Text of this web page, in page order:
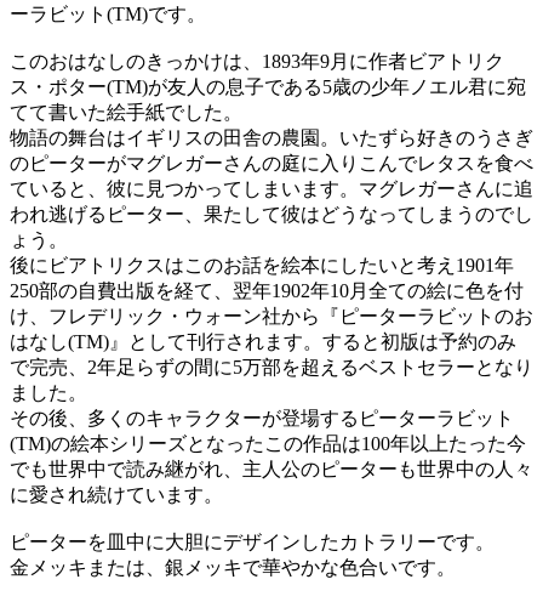
ーラビット(TM)です。
このおはなしのきっかけは、1893年9月に作者ビアトリク
ス・ポター(TM)が友人の息子である5歳の少年ノエル君に宛
てて書いた絵手紙でした。
物語の舞台はイギリスの田舎の農園。いたずら好きのうさぎ
のピーターがマグレガーさんの庭に入りこんでレタスを食べ
ていると、彼に見つかってしまいます。マグレガーさんに追
われ逃げるピーター、果たして彼はどうなってしまうのでし
ょう。
後にビアトリクスはこのお話を絵本にしたいと考え1901年
250部の自費出版を経て、翌年1902年10月全ての絵に色を付
け、フレデリック・ウォーン社から『ピーターラビットのお
はなし(TM)』として刊行されます。すると初版は予約のみ
で完売、2年足らずの間に5万部を超えるベストセラーとなり
ました。
その後、多くのキャラクターが登場するピーターラビット
(TM)の絵本シリーズとなったこの作品は100年以上たった今
でも世界中で読み継がれ、主人公のピーターも世界中の人々
に愛され続けています。
ピーターを皿中に大胆にデザインしたカトラリーです。
金メッキまたは、銀メッキで華やかな色合いです。